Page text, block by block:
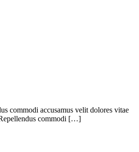
commodi accusamus velit dolores vitae
commodi […]